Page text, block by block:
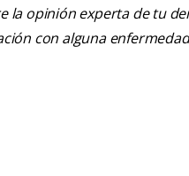
la opinión experta de tu
con alguna